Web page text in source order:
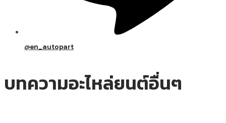
@en_autopart
บทความอะไหล่ยนต์อื่นๆ